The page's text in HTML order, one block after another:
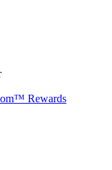
Rewards